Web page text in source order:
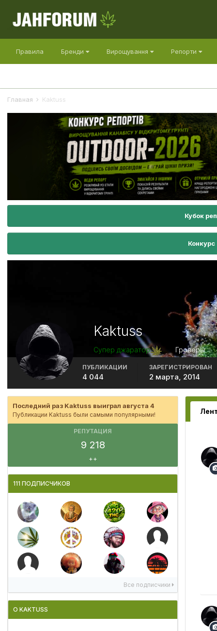
Правила Бренди Вирощування Репорти
Главная Kaktuss
Кубок
Kaktuss
Супер джаратор Гроверы
ПУБЛИКАЦИИ
4 044
ЗАРЕГИСТРИРОВАН
2 марта, 2014
Последний раз Kaktuss выиграл августа 4
Публикации Kaktuss были самыми популярными!
РЕПУТАЦИЯ
9 218
++
111 ПОДПИСЧИКОВ
Все подписчики
О KAKTUSS